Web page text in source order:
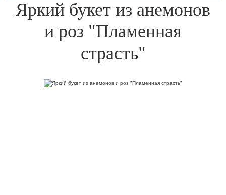
Яркий букет из анемонов
и роз "Пламенная
страсть"